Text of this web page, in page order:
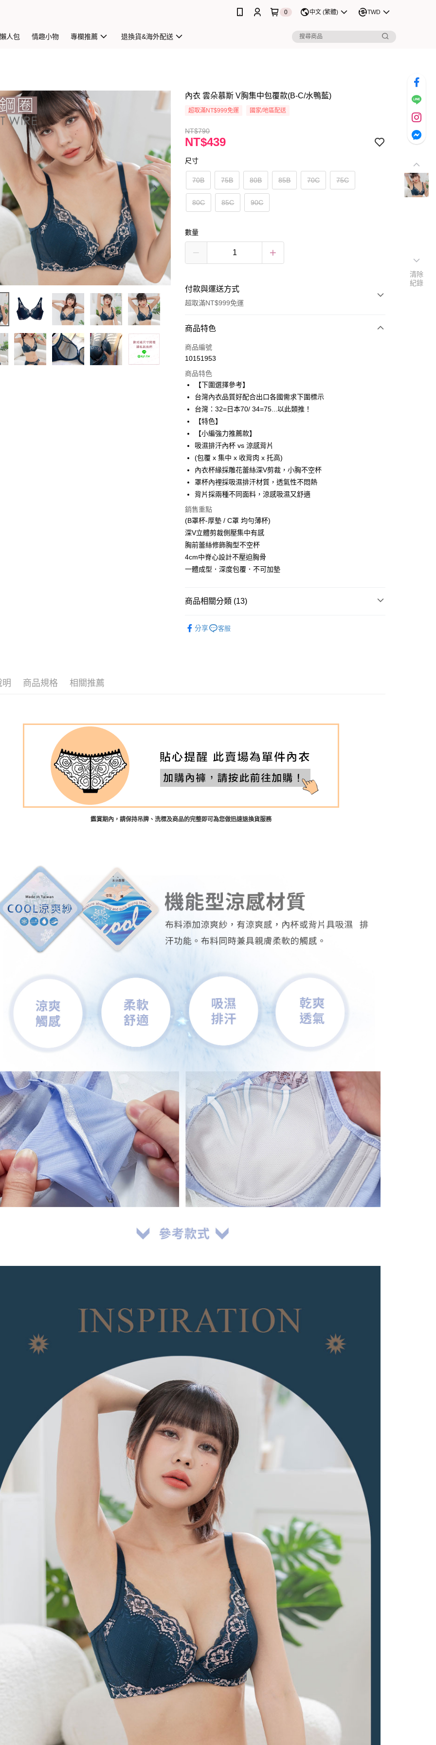
0 中文 (繁體) TWD
人包 情趣小物 專欄推薦 退換貨&海外配送
內衣 雲朵慕斯 V胸集中包覆款(B-C/水鴨藍)
超取滿NT$999免運 國家/地區配送
NT$790
NT$439
尺寸
70B 75B 80B 85B 70C 75C
80C 85C 90C
數量
付款與運送方式
超取滿NT$999免運
付款方式
信用卡一次付款
Apple Pay
ATM付款
運送方式
全家取貨付款
每筆NT$60，滿NT$999(含以上)免運費
付款後全家取貨
每筆NT$60，滿NT$999(含以上)免運費
711取貨付款
每筆NT$60，滿NT$999(含以上)免運費
付款後7-11取貨
每筆NT$60，滿NT$999(含以上)免運費
宅配-新竹貨運
國際順豐速運
商品特色
商品編號
10151953
商品特色
【下圍選擇參考】
台灣內衣品質好配合出口各國需求下圍標示
台灣：32=日本70/ 34=75...以此類推！
【特色】
【小編強力推薦款】
吸濕排汗內杯 vs 涼感背片
(包覆 x 集中 x 收背肉 x 托高)
內衣杯緣採雕花蕾絲深V剪裁，小胸不空杯
罩杯內裡採吸濕排汗材質，透氣性不悶熱
背片採兩種不同面料，涼感吸濕又舒適
銷售重點
(B罩杯-厚墊 / C罩 均勻薄杯)
深V立體剪裁側壓集中有感
胸前蕾絲修飾胸型不空杯
4cm中脊心設計不壓迫胸骨
一體成型．深度包覆．不可加墊
商品相關分類 (13)
低脊心內衣
※顏色Color分類※ *藍色內衣*
分享 客服
明 商品規格 相關推薦
鑑賞期內，請保持吊牌、洗標及商品的完整即可為您做迅速退換貨服務
清除
紀錄